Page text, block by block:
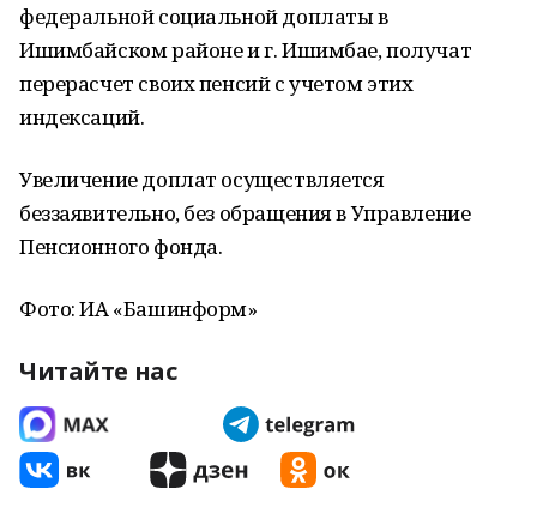
федеральной социальной доплаты в
Ишимбайском районе и г. Ишимбае, получат
перерасчет своих пенсий с учетом этих
индексаций.
Увеличение доплат осуществляется
беззаявительно, без обращения в Управление
Пенсионного фонда.
Фото: ИА «Башинформ»
Читайте нас